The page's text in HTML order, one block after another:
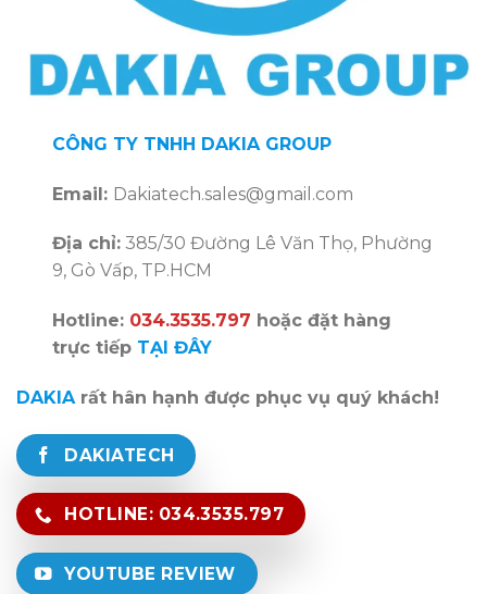
CÔNG TY TNHH DAKIA GROUP
Email: Dakiatech.sales@gmail.com
Địa chỉ: 385/30 Đường Lê Văn Thọ, Phường
9, Gò Vấp, TP.HCM
Hotline: 034.3535.797 hoặc đặt hàng
trực tiếp TẠI ĐÂY
DAKIArất hân hạnh được phục vụ quý khách!
DAKIATECH
HOTLINE: 034.3535.797
YOUTUBE REVIEW